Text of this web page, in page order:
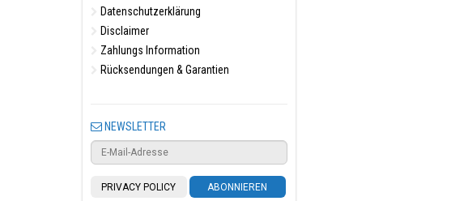
Datenschutzerklärung
Disclaimer
Zahlungs Information
Rücksendungen & Garantien
NEWSLETTER
PRIVACY POLICY ABONNIEREN